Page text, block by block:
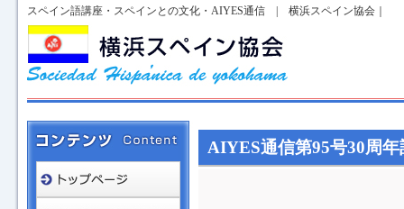
スペイン語講座・スペインとの文化・AIYES通信 | 横浜スペイン協会｜
AIYES通信第95号30周